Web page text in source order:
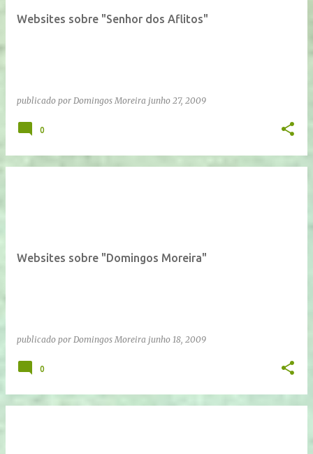
Websites sobre "Senhor dos Aflitos"
publicado por Domingos Moreira junho 27, 2009
0
Websites sobre "Domingos Moreira"
publicado por Domingos Moreira junho 18, 2009
0